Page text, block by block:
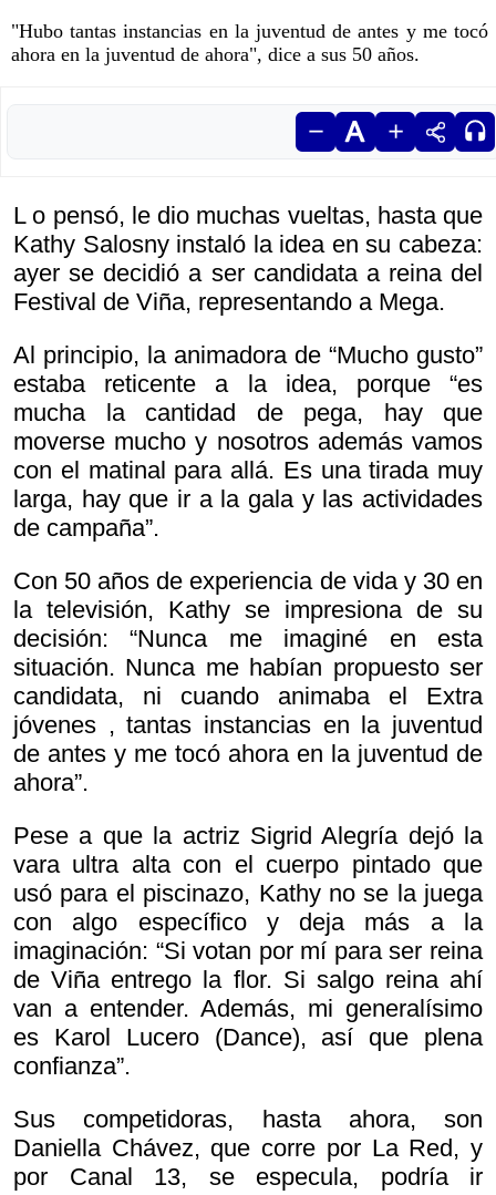
"Hubo tantas instancias en la juventud de antes y me tocó
ahora en la juventud de ahora", dice a sus 50 años.
L o pensó, le dio muchas vueltas, hasta que
Kathy Salosny instaló la idea en su cabeza:
ayer se decidió a ser candidata a reina del
Festival de Viña, representando a Mega.
Al principio, la animadora de “Mucho gusto”
estaba reticente a la idea, porque “es
mucha la cantidad de pega, hay que
moverse mucho y nosotros además vamos
con el matinal para allá. Es una tirada muy
larga, hay que ir a la gala y las actividades
de campaña”.
Con 50 años de experiencia de vida y 30 en
la televisión, Kathy se impresiona de su
decisión: “Nunca me imaginé en esta
situación. Nunca me habían propuesto ser
candidata, ni cuando animaba el Extra
jóvenes , tantas instancias en la juventud
de antes y me tocó ahora en la juventud de
ahora”.
Pese a que la actriz Sigrid Alegría dejó la
vara ultra alta con el cuerpo pintado que
usó para el piscinazo, Kathy no se la juega
con algo específico y deja más a la
imaginación: “Si votan por mí para ser reina
de Viña entrego la flor. Si salgo reina ahí
van a entender. Además, mi generalísimo
es Karol Lucero (Dance), así que plena
confianza”.
Sus competidoras, hasta ahora, son
Daniella Chávez, que corre por La Red, y
por Canal 13, se especula, podría ir